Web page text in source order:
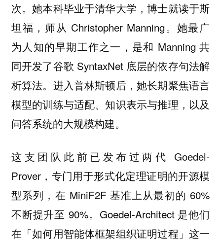
次。她本科毕业于清华大学，博士就读于斯
坦福，师从 Christopher Manning。她最广
为人知的早期工作之一，是和 Manning 共
同开发了谷歌 SyntaxNet 底层的依存句法解
析算法。进入普林斯顿后，她长期聚焦语言
模型的训练与适配、知识表示与推理，以及
问答系统的大规模构建。
这支团队此前已发布过两代 Goedel-
Prover，专门用于形式化定理证明的开源模
型系列，在 MiniF2F 基准上从最初的 60%
不断提升至 90%。Goedel-Architect 是他们
在「如何用智能体框架组织证明过程」这一